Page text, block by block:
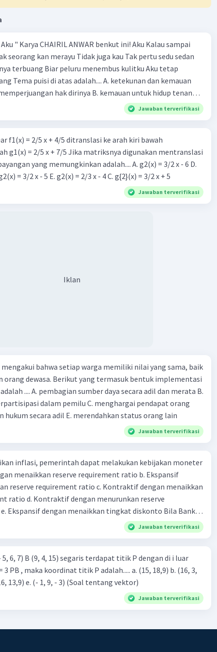
penerimaan marginal dalam rupiah
jumlah roti yang terjual dalam unit
fungsi penerimaan marginal
marginal dapat digunakan untuk menentukan
yang memaksimalkan keuntungan perusahaan.
keuntungan, perusahaan harus memproduksi
pada tingkat output di mana MR = MC.
persamaan fungsi penerimaan total perusahaan A,
marginalnya adalah B. MR = Qd + 5.000.
dibuktikan dengan menghitung turunan pertama dari
total:
yang harus diproduksi dan dijual untuk mendapatkan
Iklan
fungsi penerimaan marjinal (MR), kita perlu
turunan pertama dari fungsi penerimaan total (TR)
(Qd).
penerimaan total:
+ 5.000.000 Qd \]
terhadap Qd akan memberikan fungsi penerimaan
\]
= 5.000.000 \]
penerimaan marjinal (MR) adalah:
\]
" Karya CHAIRIL ANWAR benkut ini! Aku Kalau sampai
seorang kan merayu Tidak juga kau Tak pertu sedu sedan
terbuang Biar peluru menembus kulitku Aku tetap
Tema puisi di atas adalah.... A. ketekunan dan kemauan
hak dirinya B. kemauan untuk hidup tenang
sesorang dalam mendapatkan cinta sejati D.
mau diganggu oleh siapapun E. kepasrahan kepada
Jawaban terverifikasi
f1(x) = 2/5 x + 4/5 ditranslasi ke arah kiri bawah
g1(x) = 2/5 x + 7/5 Jika matriksnya digunakan mentranslasi
yang memungkinkan adalah.... A. g2(x) = 3/2 x - 6 D.
g2(x) = 2/3 x - 5 B. g2(x) = 3/2 x - 5 E. g2(x) = 2/3 x - 4 C. g{2}(x) = 3/2 x + 5
Jawaban terverifikasi
Iklan
bahwa setiap warga memiliki nilai yang sama, baik
orang dewasa. Berikut yang termasuk bentuk implementasi
.... A. pembagian sumber daya secara adil dan merata B.
dalam pemilu C. menghargai pendapat orang
hukum secara adil E. merendahkan status orang lain
Jawaban terverifikasi
inflasi, pemerintah dapat melakukan kebijakan moneter
menaikkan reserve requirement ratio b. Ekspansif
reserve requirement ratio c. Kontraktif dengan menaikkan
ratio d. Kontraktif dengan menurunkan reserve
dengan menaikkan tingkat diskonto Bila Bank
kebijakan moneter ekspansif, ceteris paribus maka .... a.
di mana bentuk kurva jumlah uang beredar (penawaran
(penawaran uang) naik dari kiri bawah ke kanan atas
di mana bentuk kurva jumlah uang beredar
dari kiri bawah ke kanan atas d. Tingkat bunga turun di
jumlah uang beredar (penawaran uang) naik dari kiri bawah
pengeluaran pemerintah (G), menambah
Jawaban terverifikasi
6, 7) B (9, 4, 15) segaris terdapat titik P dengan di i luar
koordinat titik P adalah..... a. (15, 18,9) b. (16, 3,
9) c. (15, -3,9) d. (-16, 13,9) e. (- 1, 9, - 3) (Soal tentang vektor)
Jawaban terverifikasi